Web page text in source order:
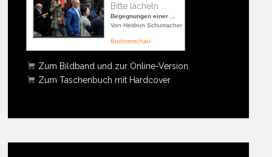
Bitte lächeln ...
Begegnungen einer ...
Von Heidrun Schumacher
Buchvorschau
Zum Bildband und zur Online-Version
Zum Taschenbuch mit Hardcover